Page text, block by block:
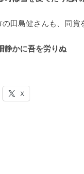
田島健さんも、同賞
静かに吾を労りぬ
X